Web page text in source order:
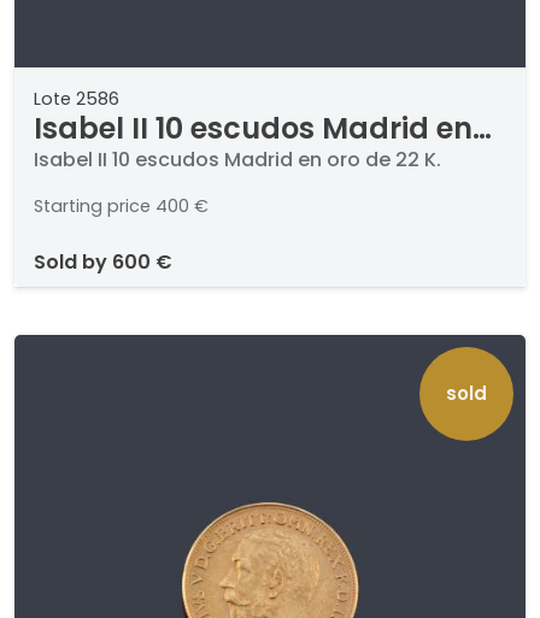
Lote 2586
Isabel II 10 escudos Madrid en
oro de 22 K.
Isabel II 10 escudos Madrid en oro de 22 K.
Starting price 400 €
sold by 600 €
sold